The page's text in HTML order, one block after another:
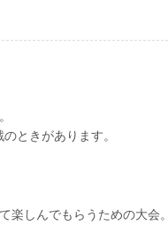
ときがあります。
楽しんでもらうための大会。